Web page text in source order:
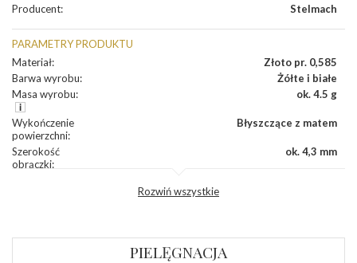
Producent: Stelmach
PARAMETRY PRODUKTU
Materiał:
Złoto pr. 0,585
Barwa wyrobu:
Żółte i białe
Masa wyrobu: ok. 4.5 g
Wykończenie
powierzchni:
Błyszczące z matem
Szerokość
obrączki:
ok. 4,3 mm
Rozwiń wszystkie
PIELĘGNACJA